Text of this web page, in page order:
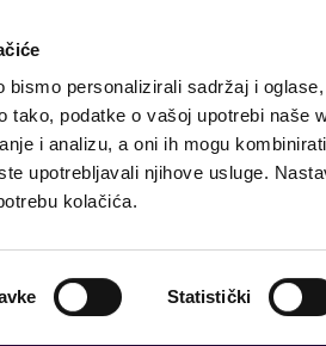
bismo personalizirali sadržaj i
tako, podatke o vašoj upotrebi naše
i analizu, a oni ih mogu
upotrebljavali njihove usluge.
kolačića.
Statistički
Размещение Чем